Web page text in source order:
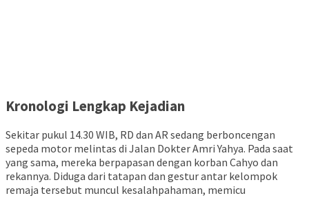
Kronologi Lengkap Kejadian
Sekitar pukul 14.30 WIB, RD dan AR sedang berboncengan
sepeda motor melintas di Jalan Dokter Amri Yahya. Pada saat
yang sama, mereka berpapasan dengan korban Cahyo dan
rekannya. Diduga dari tatapan dan gestur antar kelompok
remaja tersebut muncul kesalahpahaman, memicu